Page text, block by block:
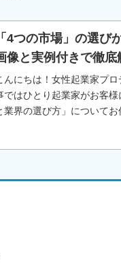
「4つの市場」の選び
像と実例付きで徹底
んにちは！女性起業家プ
ではひとり起業家がお客
業界の選び方」について